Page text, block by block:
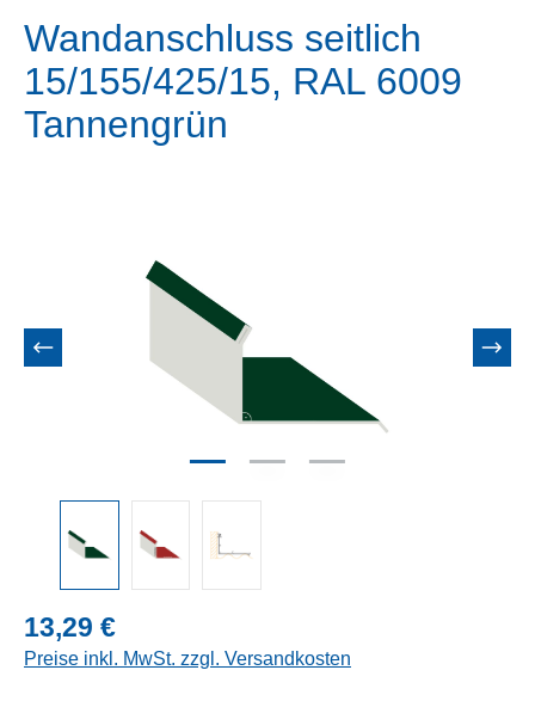
Wandanschluss seitlich
15/155/425/15, RAL 6009
Tannengrün
Regulärer Preis:
13,29 €
Preise inkl. MwSt. zzgl. Versandkosten